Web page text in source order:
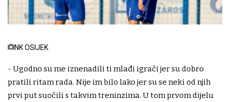
NK OSIJEK
- Ugodno su me iznenadili ti mlađi igrači jer su dobro
pratili ritam rada. Nije im bilo lako jer su se neki od njih
prvi put suočili s takvim treninzima. U tom prvom dijelu